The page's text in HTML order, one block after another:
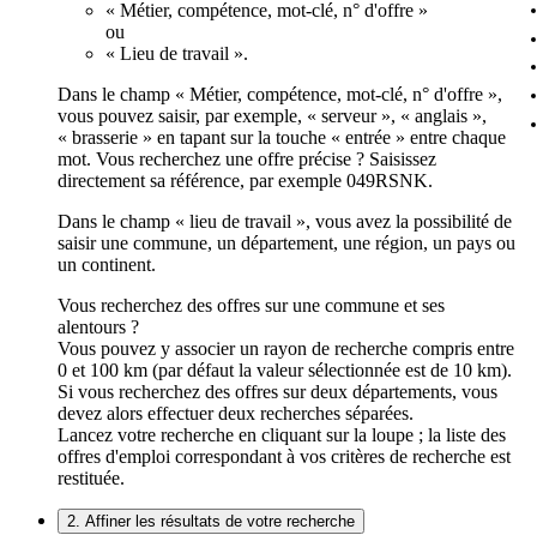
« Métier, compétence, mot-clé, n° d'offre »
ou
« Lieu de travail ».
Dans le champ « Métier, compétence, mot-clé, n° d'offre »,
vous pouvez saisir, par exemple, « serveur », « anglais »,
« brasserie » en tapant sur la touche « entrée » entre chaque
mot. Vous recherchez une offre précise ? Saisissez
directement sa référence, par exemple 049RSNK.
Dans le champ « lieu de travail », vous avez la possibilité de
saisir une commune, un département, une région, un pays ou
un continent.
Vous recherchez des offres sur une commune et ses
alentours ?
Vous pouvez y associer un rayon de recherche compris entre
0 et 100 km (par défaut la valeur sélectionnée est de 10 km).
Si vous recherchez des offres sur deux départements, vous
devez alors effectuer deux recherches séparées.
Lancez votre recherche en cliquant sur la loupe ; la liste des
offres d'emploi correspondant à vos critères de recherche est
restituée.
2. Affiner les résultats de votre recherche